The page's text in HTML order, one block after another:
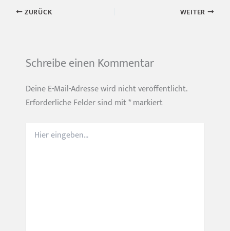
ZURÜCK WEITER
Schreibe einen Kommentar
Deine E-Mail-Adresse wird nicht veröffentlicht.
Erforderliche Felder sind mit*markiert
eingeben…